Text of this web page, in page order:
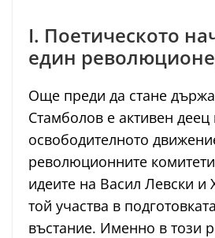
I. Поетическото
един
Още преди да стане
Стамболов е активен
освободителното
революционните
идеите на Васил Левски и
той участва в
въстание. Именно в този